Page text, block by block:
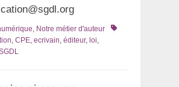
, Notre métier d'auteur
Tags
, CPE, ecrivain, éditeur, loi,